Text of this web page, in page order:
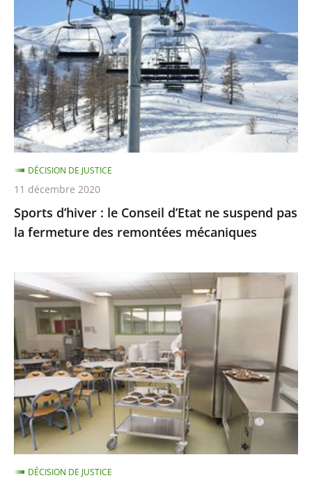
continuera
d’exercer
sur
leur
lég...
le
Conseil
d’Etat
ne
suspend
pas
la
fermeture
des
remontées
mécaniques
Sports d’hiver : le Conseil d’Etat ne suspend pas
la fermeture des remontées mécaniques
DÉCISION DE JUSTICE
11 décembre 2020
Les
menus
de
substitution
dans
les
cantines
scolaires,
qui
ne
sontDÉCISION DE JUSTICE